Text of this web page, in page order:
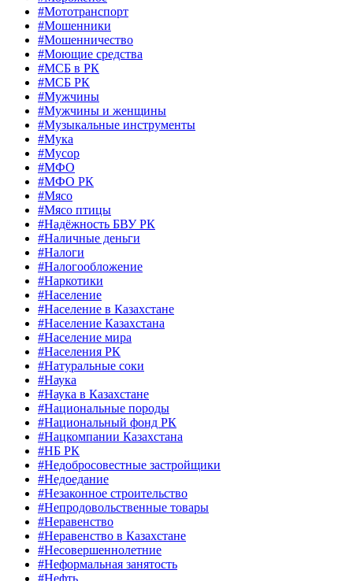
#Мототранспорт
#Мошенники
#Мошенничество
#Моющие средства
#МСБ в РК
#МСБ РК
#Мужчины
#Мужчины и женщины
#Музыкальные инструменты
#Мука
#Мусор
#МФО
#МФО РК
#Мясо
#Мясо птицы
#Надёжность БВУ РК
#Наличные деньги
#Налоги
#Налогообложение
#Наркотики
#Население
#Население в Казахстане
#Население Казахстана
#Население мира
#Населения РК
#Натуральные соки
#Наука
#Наука в Казахстане
#Национальные породы
#Национальный фонд РК
#Нацкомпании Казахстана
#НБ РК
#Недобросовестные застройщики
#Недоедание
#Незаконное строительство
#Непродовольственные товары
#Неравенство
#Неравенство в Казахстане
#Несовершеннолетние
#Неформальная занятость